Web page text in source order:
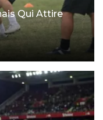
Qui Attire